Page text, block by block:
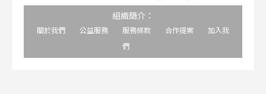
組織簡介：
關於我們 公益服務 服務條款 合作提案
加入我
們